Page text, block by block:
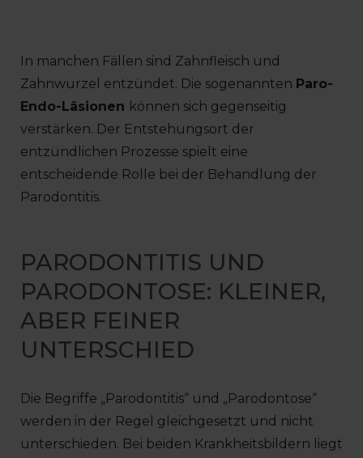
In manchen Fällen sind Zahnfleisch und
Zahnwurzel entzündet. Die sogenannten Paro-
Endo-Läsionen können sich gegenseitig
verstärken. Der Entstehungsort der
entzündlichen Prozesse spielt eine
entscheidende Rolle bei der Behandlung der
Parodontitis.
PARODONTITIS UND
PARODONTOSE: KLEINER,
ABER FEINER
UNTERSCHIED
Die Begriffe „Parodontitis“ und „Parodontose“
werden in der Regel gleichgesetzt und nicht
unterschieden. Bei beiden Krankheitsbildern liegt